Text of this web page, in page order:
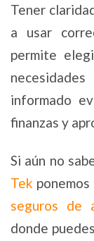
Tener
a usar
permite
informado
finanzas y
Si aún no
Tek
seguros de
donde